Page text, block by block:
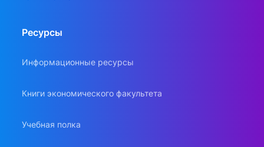
Ресурсы
Информационные ресурсы
Книги экономического факультета
Учебная полка